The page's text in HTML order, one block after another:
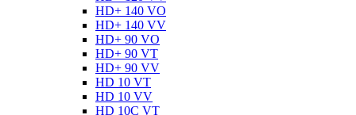
HD+ 140 VO
HD+ 140 VV
HD+ 90 VO
HD+ 90 VT
HD+ 90 VV
HD 10 VT
HD 10 VV
HD 10C VT